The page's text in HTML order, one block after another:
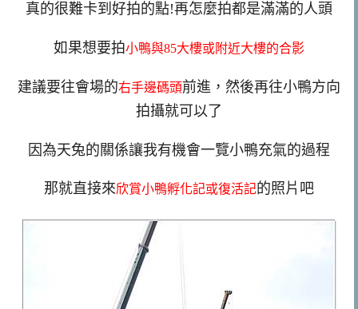
真的很難卡到好拍的點!再怎麼拍都是滿滿的人頭
如果想要拍小鴨與85大樓或附近大樓的合影
建議要往會場的右手邊碼頭前進，然後再往小鴨方向
拍攝就可以了
因為天兔的關係讓我有機會一覽小鴨充氣的過程
那就直接來欣賞小鴨孵化記或復活記的照片吧